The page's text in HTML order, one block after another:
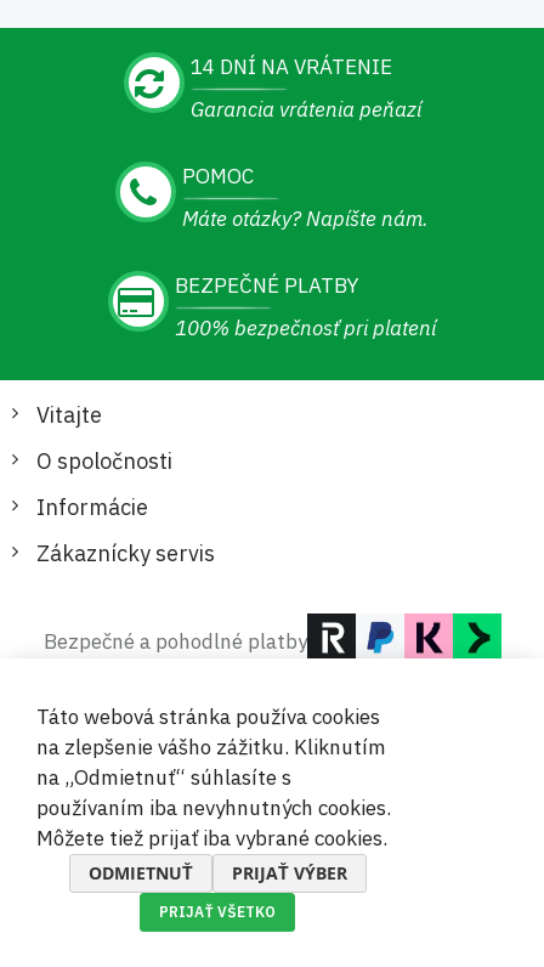
14 DNÍ NA VRÁTENIE
Garancia vrátenia peňazí
POMOC
Máte otázky? Napíšte nám.
BEZPEČNÉ PLATBY
100% bezpečnosť pri platení
Vitajte
O spoločnosti
Informácie
Zákaznícky servis
Bezpečné a pohodlné platby
© 2019-2026 Megamix s.r.o.
Táto webová stránka používa cookies
na zlepšenie vášho zážitku. Kliknutím
na „Odmietnuť“ súhlasíte s
používaním iba nevyhnutných cookies.
Môžete tiež prijať iba vybrané cookies.
ODMIETNUŤ PRIJAŤ VÝBER
PRIJAŤ VŠETKO